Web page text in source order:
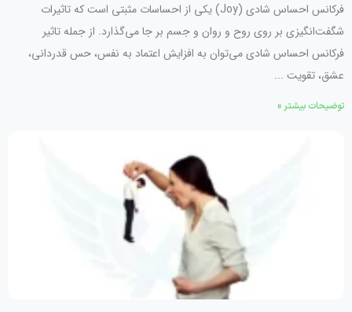
فرکانس احساس شادی (Joy) یکی از احساسات مثبتی است که تاثیرات
شگفت‌انگیزی بر روی روح و روان و جسم بر جا می‌گذارد. از جمله تاثیر
فرکانس احساس شادی می‌توان به افزایش اعتماد به نفس، حس قدردانی،
عشق، تقویت ...
توضیحات بیشتر »